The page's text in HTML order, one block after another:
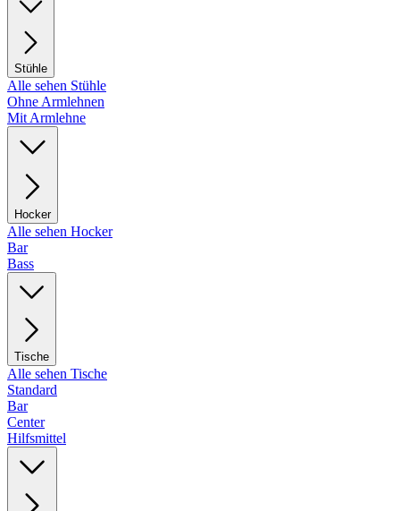
Stühle
Alle sehen Stühle
Ohne Armlehnen
Mit Armlehne
Hocker
Alle sehen Hocker
Bar
Bass
Tische
Alle sehen Tische
Standard
Bar
Center
Hilfsmittel